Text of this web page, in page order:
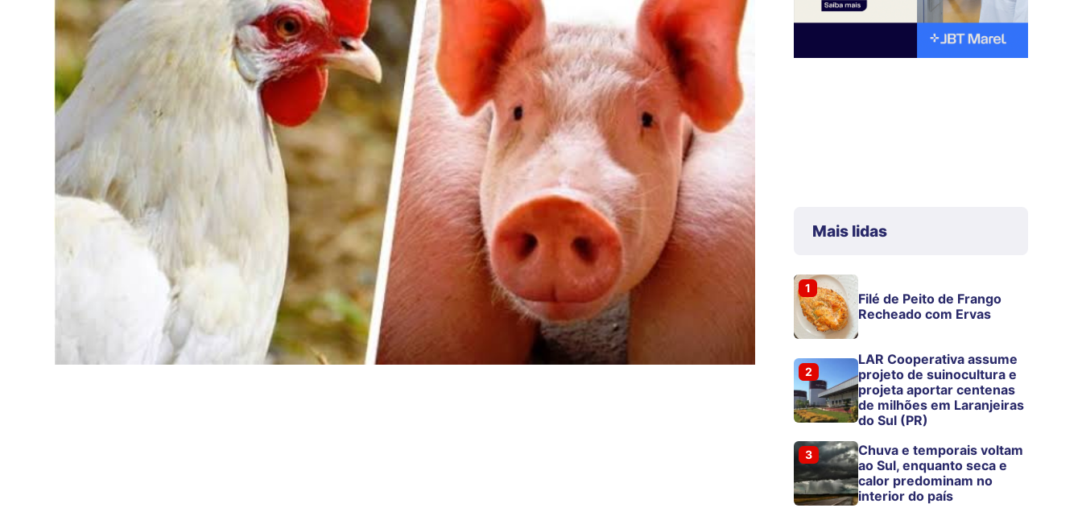
Mais lidas
1
Filé de Peito de Frango
Recheado com Ervas
2
LAR Cooperativa assume
projeto de suinocultura e
projeta aportar centenas
de milhões em Laranjeiras
do Sul (PR)
3
Chuva e temporais voltam
ao Sul, enquanto seca e
calor predominam no
interior do país